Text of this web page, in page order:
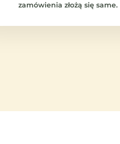
zamówienia złożą się same.